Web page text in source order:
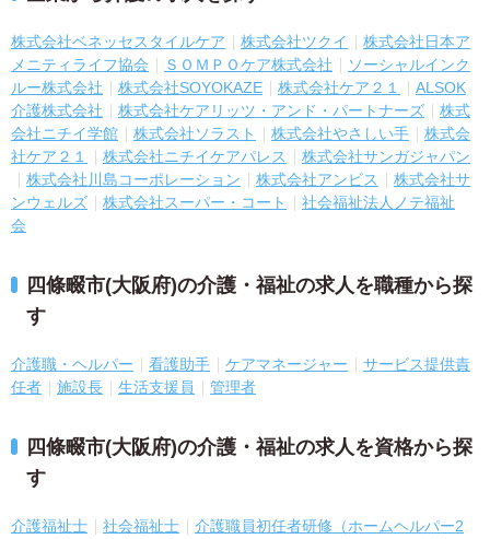
株式会社ベネッセスタイルケア 株式会社ツクイ
株式会社日本ア
メニティライフ協会
ＳＯＭＰＯケア株式会社
ソーシャルインク
ルー株式会社
株式会社SOYOKAZE 株式会社ケア２１
ALSOK
介護株式会社
株式会社ケアリッツ・アンド・パートナーズ
株式
会社ニチイ学館
株式会社ソラスト 株式会社やさしい手
株式会
社ケア２１
株式会社ニチイケアパレス
株式会社サンガジャパン
株式会社川島コーポレーション
株式会社アンビス
株式会社サ
ンウェルズ
株式会社スーパー・コート
社会福祉法人ノテ福祉
会
四條畷市(大阪府)の介護・福祉の求人を職種から探
す
介護職・ヘルパー 看護助手 ケアマネージャー
サービス提供責
任者
施設長 生活支援員 管理者
四條畷市(大阪府)の介護・福祉の求人を資格から探
す
介護福祉士 社会福祉士
介護職員初任者研修（ホームヘルパー2